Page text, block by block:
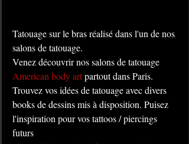
Tatouage sur le bras réalisé dans l'un de nos
salons de tatouage.
Venez découvrir nos salons de tatouage
American body art partout dans Paris.
Trouvez vos idées de tatouage avec divers
books de dessins mis à disposition. Puisez
l'inspiration pour vos tattoos / piercings
futurs